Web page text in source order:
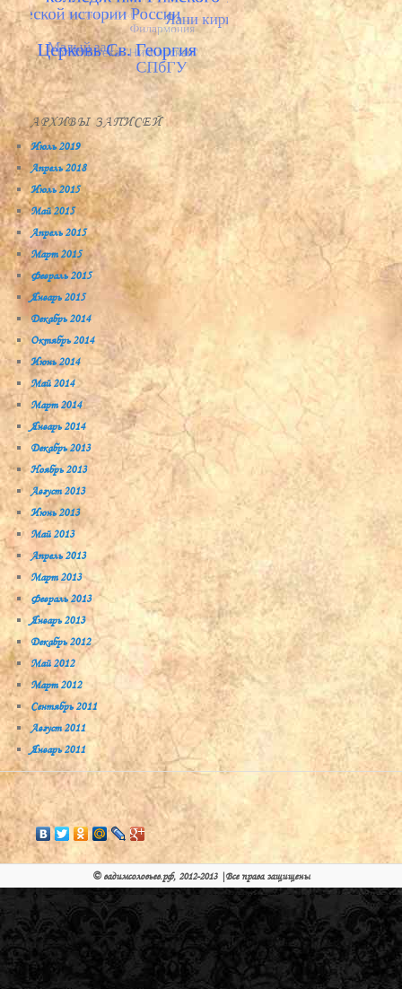
АРХИВЫ ЗАПИСЕЙ
Июль 2019
Апрель 2018
Июль 2015
Май 2015
Апрель 2015
Март 2015
Февраль 2015
Январь 2015
Декабрь 2014
Октябрь 2014
Июнь 2014
Май 2014
Март 2014
Январь 2014
Декабрь 2013
Ноябрь 2013
Август 2013
Июнь 2013
Май 2013
Апрель 2013
Март 2013
Февраль 2013
Январь 2013
Декабрь 2012
Май 2012
Март 2012
Сентябрь 2011
Август 2011
Январь 2011
© вадимсоловьев.рф, 2012-2013 |Все права защищены